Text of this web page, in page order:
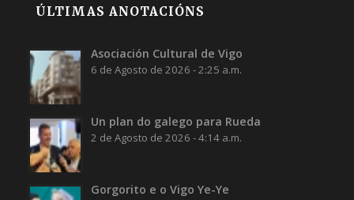
ÚLTIMAS ANOTACIÓNS
Asociación Cultural de Vigo
6 de Agosto de 2026 - 2:25 a.m.
Un plan do galego para Rueda
2 de Agosto de 2026 - 4:14 a.m.
Gorgorito e o Vigo Ye-Ye